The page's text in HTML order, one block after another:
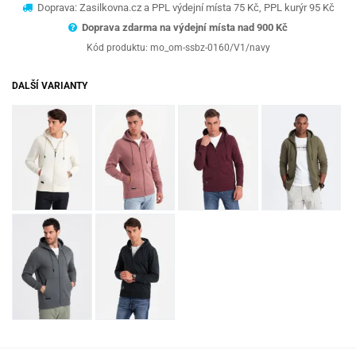
Doprava: Zasilkovna.cz a PPL výdejní místa 75 Kč, PPL kurýr 95 Kč
Doprava zdarma na výdejní místa nad 900 Kč
Kód produktu: mo_om-ssbz-0160/V1/navy
DALŠÍ VARIANTY